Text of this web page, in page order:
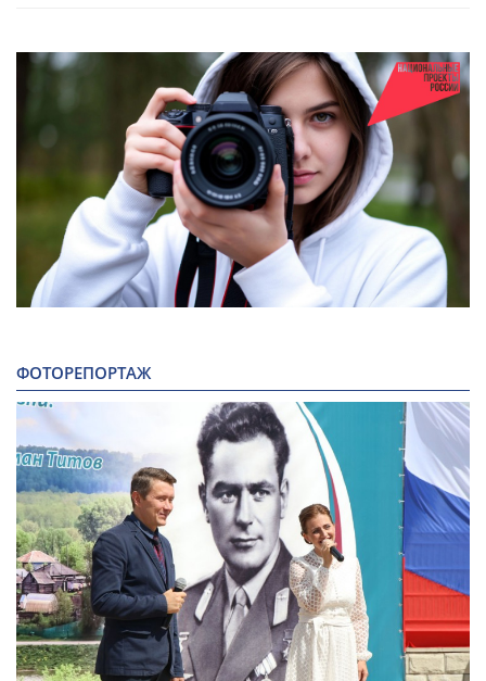
ФОТОРЕПОРТАЖ